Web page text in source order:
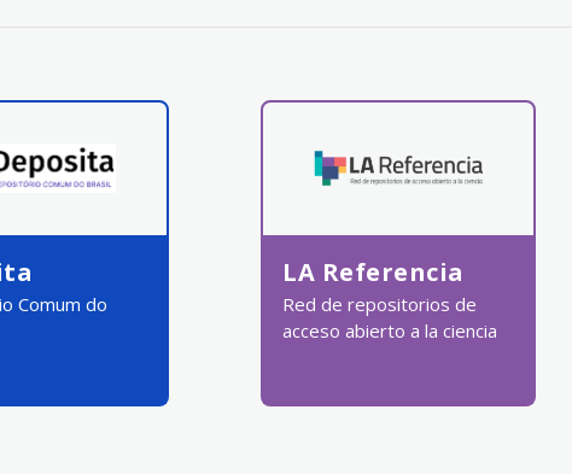
Comum do
LA Referencia
Red de repositorios de
acceso abierto a la ciencia